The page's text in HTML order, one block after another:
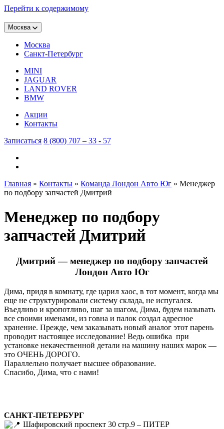
Перейти к содержимому
Москва
Москва
Санкт-Петербург
MINI
JAGUAR
LAND ROVER
BMW
Акции
Контакты
Записаться 8 (800) 707 – 33 - 57
Главная » Контакты » Команда Лондон Авто Юг » Менеджер
по подбору запчастей Дмитрий
Менеджер по подбору
запчастей Дмитрий
Дмитрий — менеджер по подбору запчастей
Лондон Авто Юг
Дима, придя в комнату, где царил хаос, в тот момент, когда мы
еще не структурировали систему склада, не испугался.
Въедливо и кропотливо, шаг за шагом, Дима, будем называть
все своими именами, из говна и палок создал адресное
хранение. Прежде, чем заказывать новый аналог этот парень
проводит настоящее исследование! Ведь ошибка при
установке некачественной детали на машину наших марок —
это ОЧЕНЬ ДОРОГО.
Параллельно получает высшее образование.
Спасибо, Дима, что с нами!
САНКТ-ПЕТЕРБУРГ
Шафировский проспект 30 стр.9 – ПИТЕР